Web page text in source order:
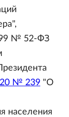
№ 52-ФЗ
№ 239 "О
населения